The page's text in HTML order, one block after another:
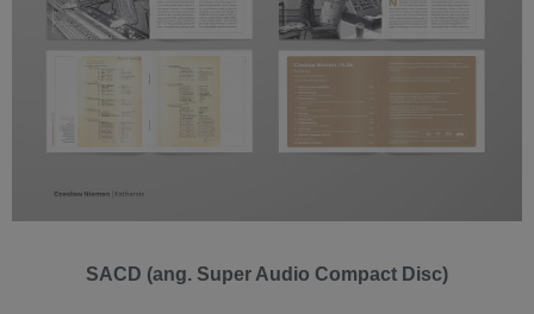
SACD (ang. Super Audio Compact Disc)